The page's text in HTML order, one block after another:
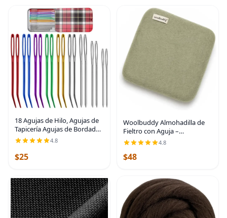
18 Agujas de Hilo, Agujas de
Tapicería Agujas de Bordado
Curvadas Agujas de Punta
Curva, Agujas Romas de Ojo
Grande con Caja Aleatoria
para Tejer
4.8
$25
Woolbuddy Almohadilla de
Fieltro con Aguja –
Alfombrilla de Lana Beige
10x10x1.5 – Base Alternativa
de Espuma para
4.8
$48